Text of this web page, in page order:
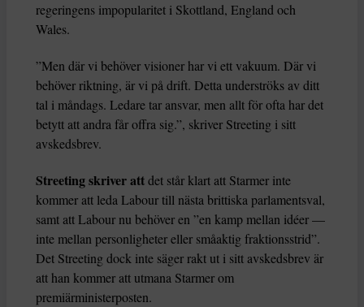
regeringens impopularitet i Skottland, England och
Wales.
”Men där vi behöver visioner har vi ett vakuum. Där vi
behöver riktning, är vi på drift. Detta underströks av ditt
tal i måndags. Ledare tar ansvar, men allt för ofta har det
betytt att andra får offra sig.”, skriver Streeting i sitt
avskedsbrev.
Streeting skriver attdet står klart att Starmer inte
kommer att leda Labour till nästa brittiska parlamentsval,
samt att Labour nu behöver en ”en kamp mellan idéer —
inte mellan personligheter eller småaktig fraktionsstrid”.
Det Streeting dock inte säger rakt ut i sitt avskedsbrev är
att han kommer att utmana Starmer om
premiärministerposten.